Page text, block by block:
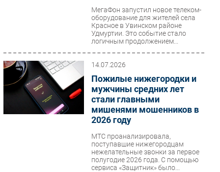
Регулирование
Финансы
Web
Безопасность
МегаФон запустил новое телеком-
оборудование для жителей села
Красное в Увинском районе
Удмуртии. Это событие стало
логичным продолжением...
14.07.2026
Пожилые нижегородки и
мужчины средних лет
стали главными
мишенями мошенников в
2026 году
МТС проанализировала,
поступавшие нижегородцам
нежелательные звонки за первое
полугодие 2026 года. С помощью
сервиса «Защитник» было...